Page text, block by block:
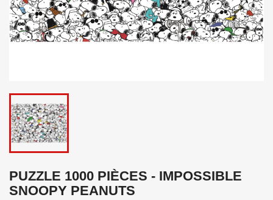
PUZZLE 1000 PIÈCES - IMPOSSIBLE
SNOOPY PEANUTS